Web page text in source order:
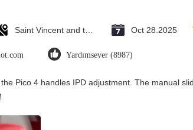
Oct 28.2025
Yardımsever (8987)
Pico 4 handles IPD adjustment. The manual